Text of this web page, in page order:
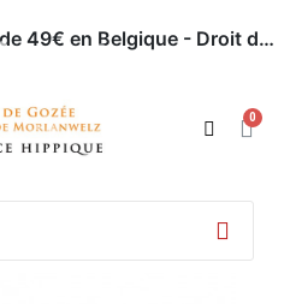
Livraison gratuite à partir de 49€ en Belgique - Droit de retour dans les 30 jours - Paiement en ligne sécurisé